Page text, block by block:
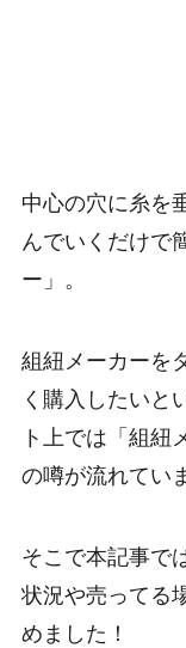
中心の穴に糸を
んでいくだけで
ー」。
組紐メーカーを
く購入したいと
ト上では「組紐
の噂が流れてい
そこで本記事で
状況や売ってる
めました！